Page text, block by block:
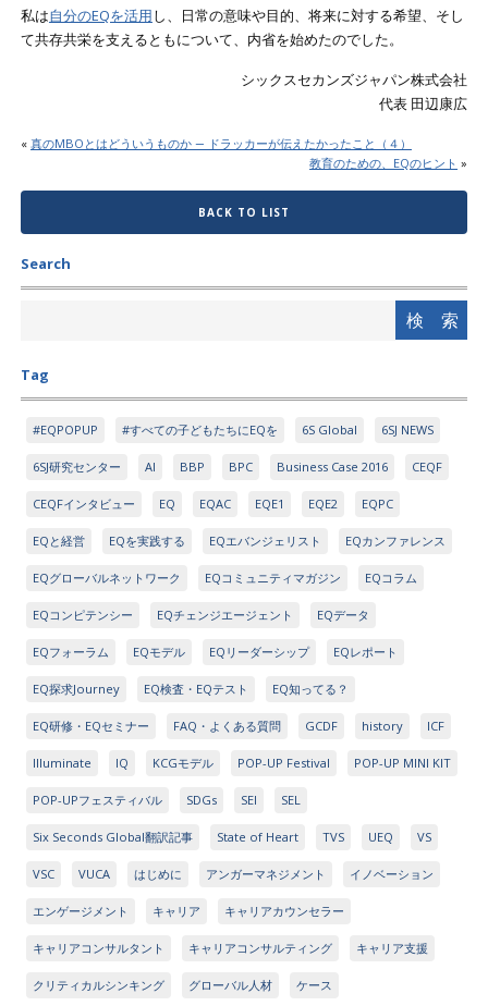
私は自分のEQを活用し、日常の意味や目的、将来に対する希望、そし
て共存共栄を支えるともについて、内省を始めたのでした。
シックスセカンズジャパン株式会社
代表 田辺康広
« 真のMBOとはどういうものか ― ドラッカーが伝えたかったこと（４）
教育のための、EQのヒント »
BACK TO LIST
Search
Tag
#EQPOPUP #すべての子どもたちにEQを 6S Global 6SJ NEWS
6SJ研究センター AI BBP BPC Business Case 2016 CEQF
CEQFインタビュー EQ EQAC EQE1 EQE2 EQPC
EQと経営 EQを実践する EQエバンジェリスト EQカンファレンス
EQグローバルネットワーク EQコミュニティマガジン EQコラム
EQコンピテンシー EQチェンジエージェント EQデータ
EQフォーラム EQモデル EQリーダーシップ EQレポート
EQ探求Journey EQ検査・EQテスト EQ知ってる？
EQ研修・EQセミナー FAQ・よくある質問 GCDF history ICF
Illuminate IQ KCGモデル POP-UP Festival POP-UP MINI KIT
POP-UPフェスティバル SDGs SEI SEL
Six Seconds Global翻訳記事 State of Heart TVS UEQ VS
VSC VUCA はじめに アンガーマネジメント イノベーション
エンゲージメント キャリア キャリアカウンセラー
キャリアコンサルタント キャリアコンサルティング キャリア支援
クリティカルシンキング グローバル人材 ケース